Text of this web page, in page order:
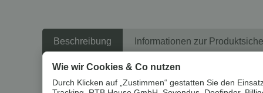
Beschreibung Informationen zur
Um dieUmwelt zu schonen, vermeiden wir aufwendige
Wie wir Cookies & Co nutzen
Durch Klicken auf „Zustimmen“ gestatten Sie den